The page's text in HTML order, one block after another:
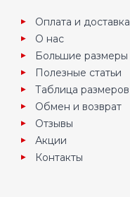
Оплата и доставка
О нас
Большие размеры
Полезные статьи
Таблица размеров
Обмен и возврат
Отзывы
Акции
Контакты